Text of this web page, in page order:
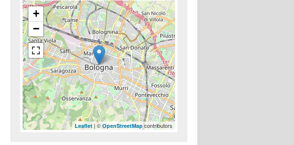
+
−
Leaflet | © OpenStreetMapcontributors